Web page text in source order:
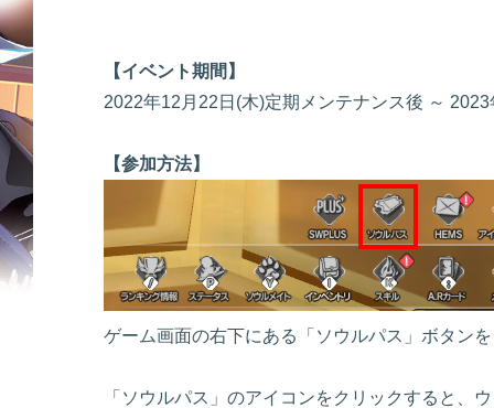
【イベント期間】
2022年12月22日(木)定期メンテナンス後 ～
【参加方法】
ゲーム画面の右下にある「ソウルパス」ボタン
「ソウルパス」のアイコンをクリックすると、